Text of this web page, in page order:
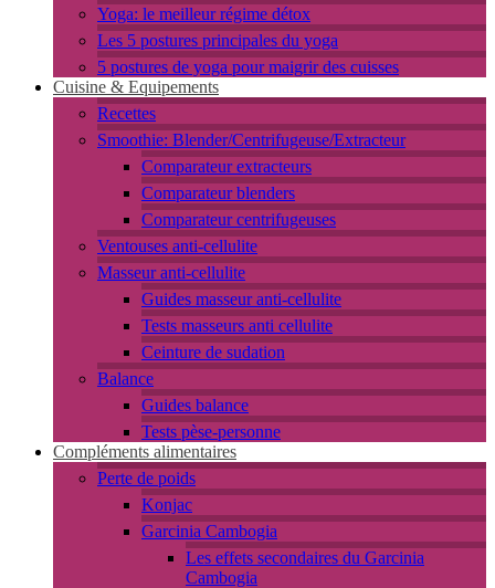
Yoga: le meilleur régime détox
Les 5 postures principales du yoga
5 postures de yoga pour maigrir des cuisses
Cuisine & Equipements
Recettes
Smoothie: Blender/Centrifugeuse/Extracteur
Comparateur extracteurs
Comparateur blenders
Comparateur centrifugeuses
Ventouses anti-cellulite
Masseur anti-cellulite
Guides masseur anti-cellulite
Tests masseurs anti cellulite
Ceinture de sudation
Balance
Guides balance
Tests pèse-personne
Compléments alimentaires
Perte de poids
Konjac
Garcinia Cambogia
Les effets secondaires du Garcinia
Cambogia